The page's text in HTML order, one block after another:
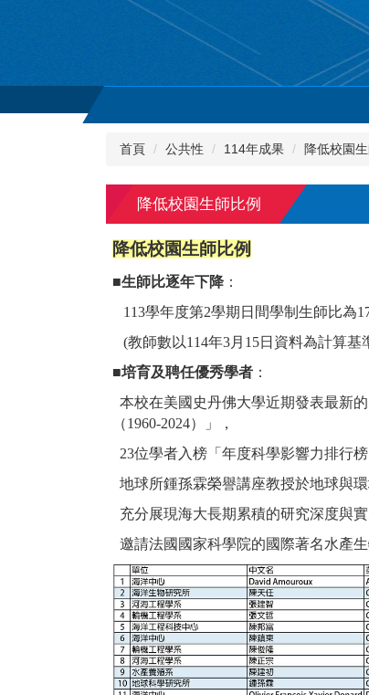
內
首頁 公共性 114年成果 降低校園
降低校園生師比例
降低校園生師比例
■生師比逐年下降 ：
113學年度第2學期日間學制生師比為
(教師數以114年3月15日資料為計算基
■培育及聘任優秀學者 ：
本校在美國史丹佛大學近期發表最新
（1960-2024）」，
23位學者入榜「年度科學影響力排行
地球所鍾孫霖榮譽講座教授於地球與
充分展現海大長期累積的研究深度與
邀請法國國家科學院的國際著名水產